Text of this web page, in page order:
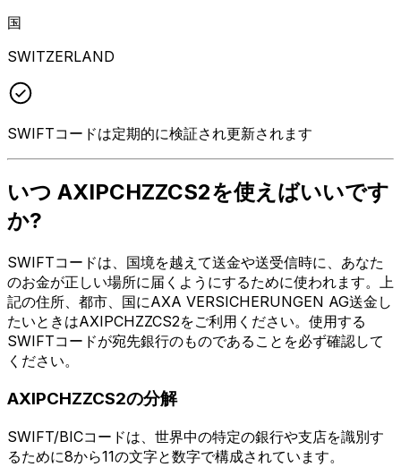
国
SWITZERLAND
SWIFTコードは定期的に検証され更新されます
いつ AXIPCHZZCS2を使えばいいです
か?
SWIFTコードは、国境を越えて送金や送受信時に、あなた
のお金が正しい場所に届くようにするために使われます。上
記の住所、都市、国にAXA VERSICHERUNGEN AG送金し
たいときはAXIPCHZZCS2をご利用ください。使用する
SWIFTコードが宛先銀行のものであることを必ず確認して
ください。
AXIPCHZZCS2の分解
SWIFT/BICコードは、世界中の特定の銀行や支店を識別す
るために8から11の文字と数字で構成されています。